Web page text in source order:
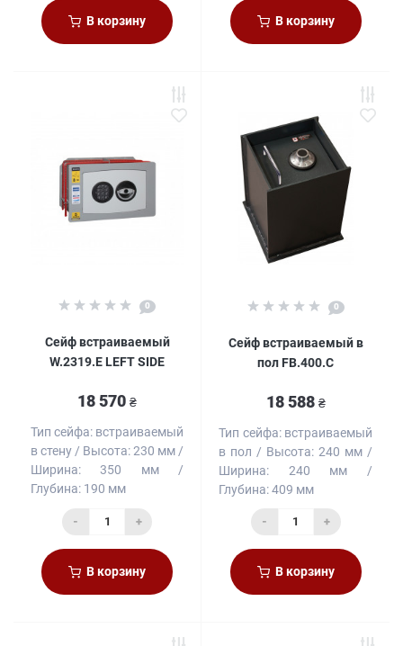
В корзину В корзину
0
Сейф встраиваемый
W.2319.E LEFT SIDE
18 570 ₴
Тип сейфа: встраиваемый
в стену
Высота:230 мм
Ширина:
350 мм
Глубина: 190 мм
- +
В корзину
0
Сейф встраиваемый в
пол FB.400.C
18 588 ₴
Тип сейфа: встраиваемый
в пол
Высота: 240 мм
Ширина:
240 мм
Глубина:409 мм
- +
В корзину